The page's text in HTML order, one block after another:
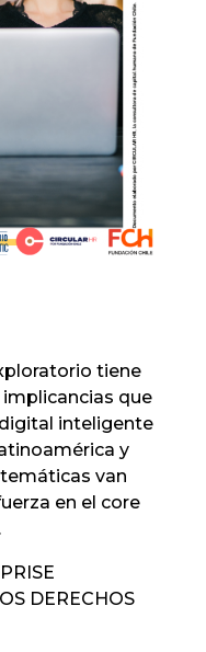
tiene
que
inteligente
y
van
en el core
DERECHOS